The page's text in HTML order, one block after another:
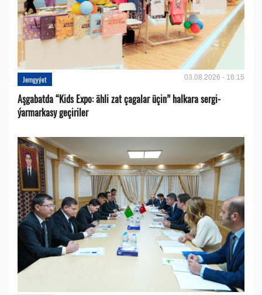
Jemgyýet 03.08.2026 - 16:15
Aşgabatda “Kids Expo: ähli zat çagalar üçin” halkara sergi-
ýarmarkasy geçiriler